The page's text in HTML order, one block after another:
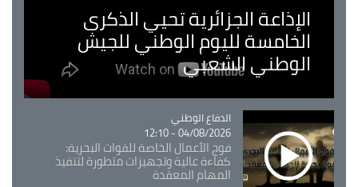
الإذاعة الجزائرية تحيي الذكرى
الخامسة لليوم الوطني للجيش
الوطني الشعبي
Catégorie
الدفاع الوطني
04/08/2026 - 12:10
فوج الأعمال الخاصة للقوات البحرية:
كفاءة عالية وتجهيزات متطورة لتنفيذ
المهام المعقدة